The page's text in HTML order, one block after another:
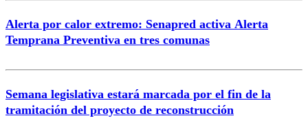
Alerta por calor extremo: Senapred activa Alerta
Temprana Preventiva en tres comunas
Semana legislativa estará marcada por el fin de la
tramitación del proyecto de reconstrucción